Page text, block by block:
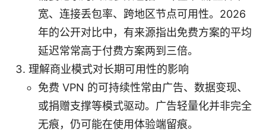
宽、连接丢包率、跨地区节点可用性。2026
年的公开对比中，有来源指出免费方案的平均
延迟常常高于付费方案两到三倍。
理解商业模式对长期可用性的影响
免费 VPN 的可持续性常由广告、数据变现、
或捐赠支撑等模式驱动。广告轻量化并非完全
无痕，仍可能在使用体验端留痕。